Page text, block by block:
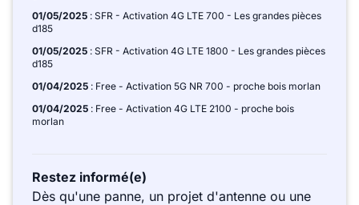
01/05/2025 : SFR - Activation 4G LTE 700 - Les grandes pièces
d185
01/05/2025 : SFR - Activation 4G LTE 1800 - Les grandes pièces
d185
01/04/2025 : Free - Activation 5G NR 700 - proche bois morlan
01/04/2025 : Free - Activation 4G LTE 2100 - proche bois
morlan
Restez informé(e)
Dès qu'une panne, un projet d'antenne ou une